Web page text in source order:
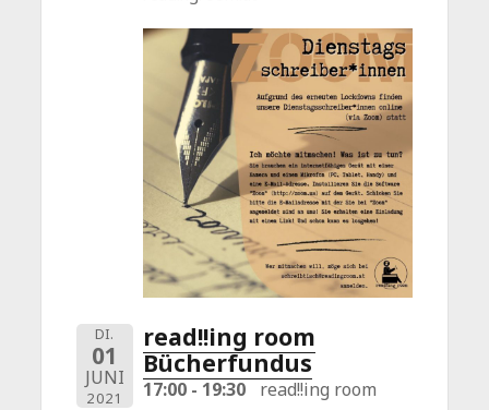
DI.
01
JUNI
2021
read!!ing room
Bücherfundus
17:00 - 19:30 read!!ing room